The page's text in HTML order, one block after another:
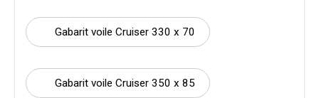
Gabarit voile Cruiser 330 x 70
Gabarit voile Cruiser 350 x 85